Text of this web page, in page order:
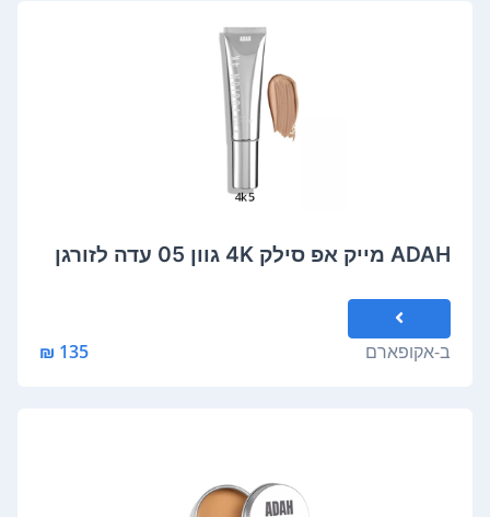
ADAH מייק אפ סילק 4K גוון 05 עדה לזורגן
ב-אקופארם 135 ₪